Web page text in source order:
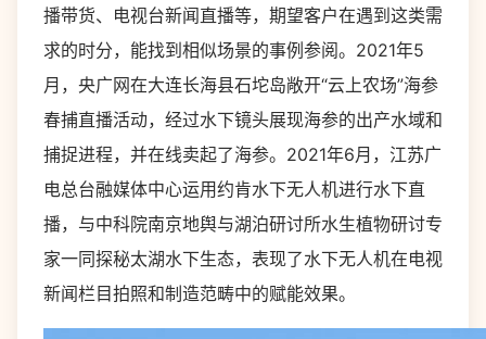
播带货、电视台新闻直播等，期望客户在遇到这类需
求的时分，能找到相似场景的事例参阅。2021年5
月，央广网在大连长海县石坨岛敞开“云上农场”海参
春捕直播活动，经过水下镜头展现海参的出产水域和
捕捉进程，并在线卖起了海参。2021年6月，江苏广
电总台融媒体中心运用约肯水下无人机进行水下直
播，与中科院南京地舆与湖泊研讨所水生植物研讨专
家一同探秘太湖水下生态，表现了水下无人机在电视
新闻栏目拍照和制造范畴中的赋能效果。